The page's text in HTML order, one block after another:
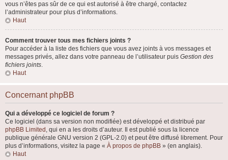
vous n’êtes pas sûr de ce qui est autorisé à être chargé, contactez
l’administrateur pour plus d’informations.
Haut
Comment trouver tous mes fichiers joints ?
Pour accéder à la liste des fichiers que vous avez joints à vos messages et
messages privés, allez dans votre panneau de l’utilisateur puis Gestion des
fichiers joints.
Haut
Concernant phpBB
Qui a développé ce logiciel de forum ?
Ce logiciel (dans sa version non modifiée) est développé et distribué par
phpBB Limited , qui en a les droits d’auteur. Il est publié sous la licence
publique générale GNU version 2 (GPL-2.0) et peut être diffusé librement. Pour
plus d’informations, visitez la page « À propos de phpBB » (en anglais).
Haut